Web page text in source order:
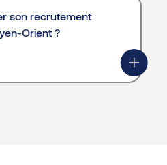
son recrutement
Orient ?